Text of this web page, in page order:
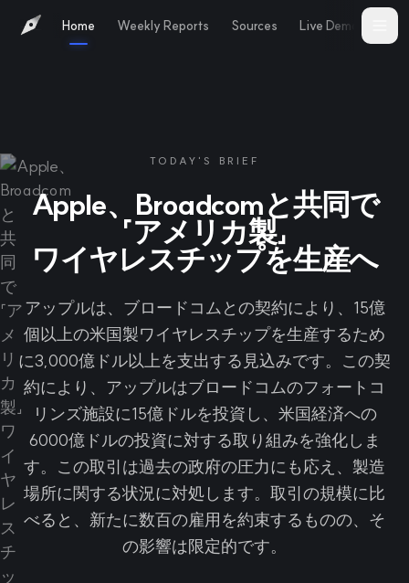
Home Weekly Reports Sources Live Demo
TODAY'S BRIEF
Apple、Broadcomと共同で
「アメリカ製」
ワイヤレスチップを生産へ
アップルは、ブロードコムとの契約により、15億
個以上の米国製ワイヤレスチップを生産するため
に3,000億ドル以上を支出する見込みです。この契
約により、アップルはブロードコムのフォートコ
リンズ施設に15億ドルを投資し、米国経済への
6000億ドルの投資に対する取り組みを強化しま
す。この取引は過去の政府の圧力にも応え、製造
場所に関する状況に対処します。取引の規模に比
べると、新たに数百の雇用を約束するものの、そ
の影響は限定的です。